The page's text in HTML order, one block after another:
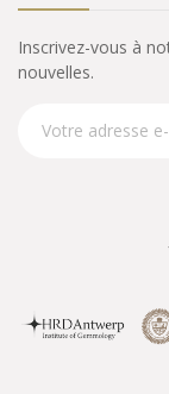
Inscrivez-vous à
nouvelles.